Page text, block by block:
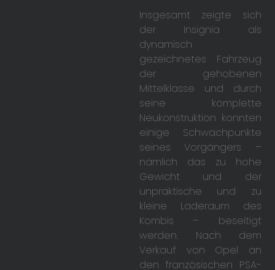
Insgesamt zeigte sich
der Insignia als
dynamisch
gezeichnetes Fahrzeug
der gehobenen
Mittelklasse und durch
seine komplette
Neukonstruktion konnten
einige Schwachpunkte
seines Vorgängers –
nämlich das zu hohe
Gewicht und der
unpraktische und zu
kleine Laderaum des
Kombis – beseitigt
werden. Nach dem
Verkauf von Opel an
den französischen PSA-